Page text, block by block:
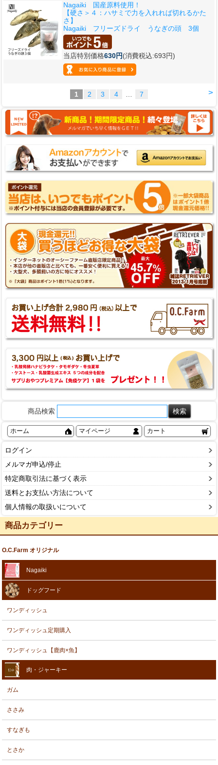
Nagaiki 国産原料使用！
【硬さ＞４：ハサミで力を入れれば切れるかた
さ】
Nagaiki フリーズドライ うなぎの頭 3個
当店特別価格630円(消費税込:693円)
>
1 2 3 4 7
商品検索
ホーム マイページ カート
ログイン
メルマガ申込/停止
特定商取引法に基づく表示
送料とお支払い方法について
個人情報の取扱いについて
商品カテゴリー
O.C.Farm オリジナル
Nagaiki
ドッグフード
ワンディッシュ
ワンディッシュ定期購入
ワンディッシュ【鹿肉×魚】
肉・ジャーキー
ガム
ささみ
すなぎも
とさか